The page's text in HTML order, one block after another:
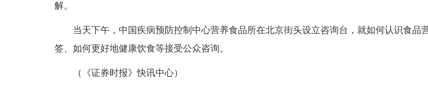
解。
当天下午，中国疾病预防控制中心营养食品所在北京街头设立咨询台，就如何认识食品
签、如何更好地健康饮食等接受公众咨询。
（《证券时报》快讯中心）